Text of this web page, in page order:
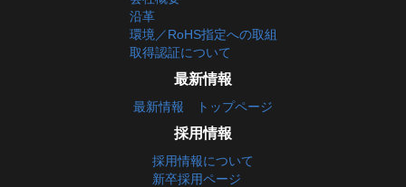
沿革
環境／RoHS指定への取組
取得認証について
最新情報
最新情報 トップページ
採用情報
採用情報について
新卒採用ページ